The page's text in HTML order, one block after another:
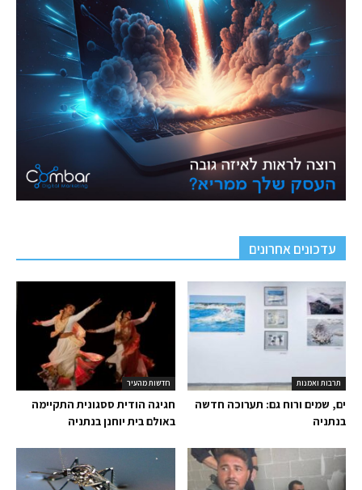
עדכונים אחרונים
חדשות מהעיר
חגיגה הודית ססגונית התקיימה
באולם בית יוחנן בנתניה
תרבות ואמנות
ים, שמים ורוח גם: תערוכה חדשה
בנתניה